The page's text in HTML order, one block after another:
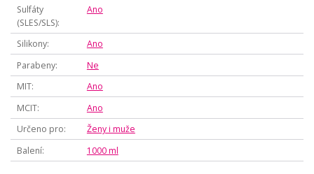
Sulfáty
(SLES/SLS)
Ano
Silikony
Ano
Parabeny
Ne
MIT
Ano
MCIT
Ano
Určeno pro
Ženy i muže
Balení
1000 ml